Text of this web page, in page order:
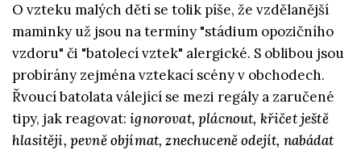
O vzteku malých dětí se tolik píše, že vzdělanější
maminky už jsou na termíny "stádium opozičního
vzdoru" či "batolecí vztek" alergické. S oblibou jsou
probírány zejména vztekací scény v obchodech.
Řvoucí batolata válející se mezi regály a zaručené
tipy, jak reagovat: ignorovat, plácnout, křičet ještě
hlasitěji, pevně objímat, znechuceně odejít, nabádat